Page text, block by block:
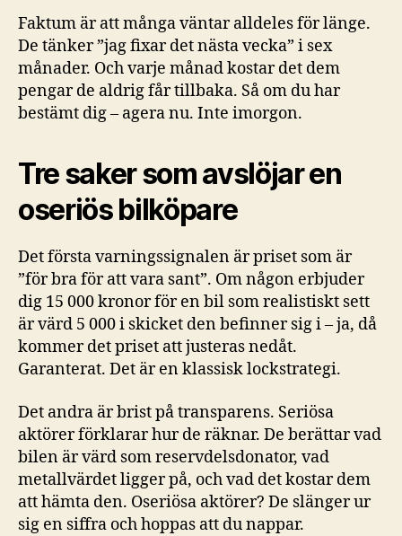
Faktum är att många väntar alldeles för länge.
De tänker ”jag fixar det nästa vecka” i sex
månader. Och varje månad kostar det dem
pengar de aldrig får tillbaka. Så om du har
bestämt dig – agera nu. Inte imorgon.
Tre saker som avslöjar en
oseriös bilköpare
Det första varningssignalen är priset som är
”för bra för att vara sant”. Om någon erbjuder
dig 15 000 kronor för en bil som realistiskt sett
är värd 5 000 i skicket den befinner sig i – ja, då
kommer det priset att justeras nedåt.
Garanterat. Det är en klassisk lockstrategi.
Det andra är brist på transparens. Seriösa
aktörer förklarar hur de räknar. De berättar vad
bilen är värd som reservdelsdonator, vad
metallvärdet ligger på, och vad det kostar dem
att hämta den. Oseriösa aktörer? De slänger ur
sig en siffra och hoppas att du nappar.